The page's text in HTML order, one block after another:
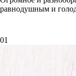
равнодушным и
01